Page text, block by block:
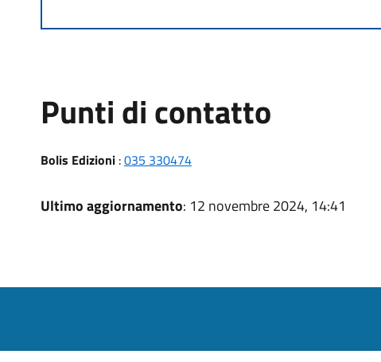
Punti di contatto
Bolis Edizioni:035 330474
Ultimo aggiornamento: 12 novembre 2024, 14:41